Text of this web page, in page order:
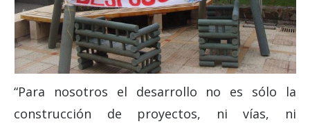
“Para nosotros el desarrollo no es sólo la
construcción de proyectos, ni vías, ni